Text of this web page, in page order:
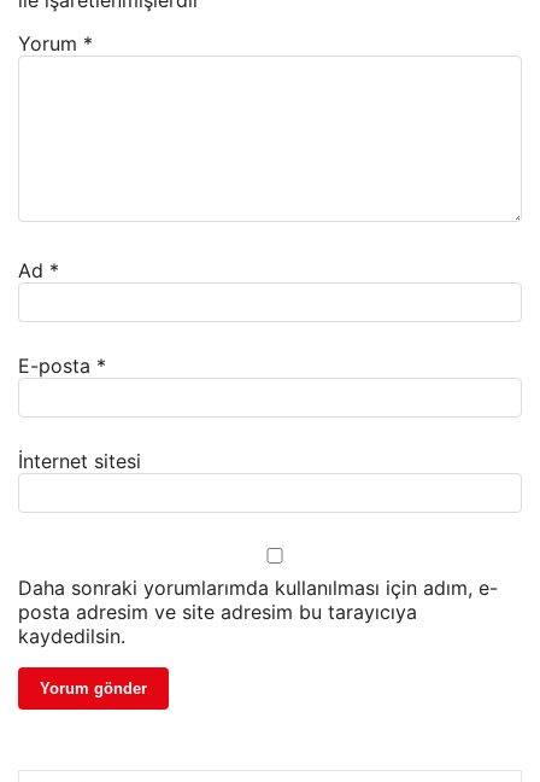
Yorum *
Ad *
E-posta *
İnternet sitesi
Daha sonraki yorumlarımda kullanılması için adım, e-
posta adresim ve site adresim bu tarayıcıya
kaydedilsin.